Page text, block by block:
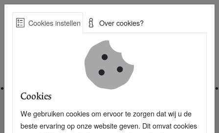
Skip
Best Practices voor een duurzame toekomst
Nieuwsarchief Flevoland weer proefgebied landbouw
Cookies instellen Over cookies?
Cookies
We gebruiken cookies om ervoor te zorgen dat wij u de
beste ervaring op onze website geven. Dit omvat cookies